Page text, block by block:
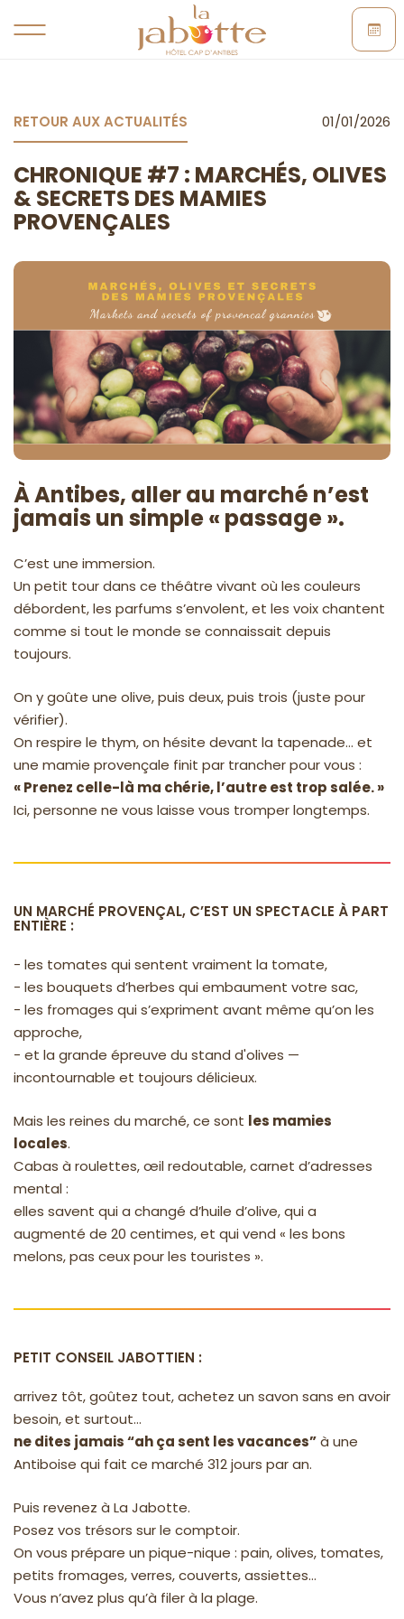
RETOUR AUX ACTUALITÉS 01/01/2026
CHRONIQUE #7 : MARCHÉS, OLIVES
& SECRETS DES MAMIES
PROVENÇALES
À Antibes, aller au marché n’est
jamais un simple « passage ».
C’est une immersion.
Un petit tour dans ce théâtre vivant où les couleurs
débordent, les parfums s’envolent, et les voix chantent
comme si tout le monde se connaissait depuis
toujours.
On y goûte une olive, puis deux, puis trois (juste pour
vérifier).
On respire le thym, on hésite devant la tapenade… et
une mamie provençale finit par trancher pour vous :
« Prenez celle-là ma chérie, l’autre est trop salée. »
Ici, personne ne vous laisse vous tromper longtemps.
UN MARCHÉ PROVENÇAL, C’EST UN SPECTACLE À PART
ENTIÈRE :
- les tomates qui sentent vraiment la tomate,
- les bouquets d’herbes qui embaument votre sac,
- les fromages qui s’expriment avant même qu’on les
approche,
- et la grande épreuve du stand d'olives —
incontournable et toujours délicieux.
Mais les reines du marché, ce sont les mamies
locales.
Cabas à roulettes, œil redoutable, carnet d’adresses
mental :
elles savent qui a changé d’huile d’olive, qui a
augmenté de 20 centimes, et qui vend « les bons
melons, pas ceux pour les touristes ».
PETIT CONSEIL JABOTTIEN :
arrivez tôt, goûtez tout, achetez un savon sans en avoir
besoin, et surtout…
ne dites jamais “ah ça sent les vacances”à une
Antiboise qui fait ce marché 312 jours par an.
Puis revenez à La Jabotte.
Posez vos trésors sur le comptoir.
On vous prépare un pique-nique : pain, olives, tomates,
petits fromages, verres, couverts, assiettes…
Vous n’avez plus qu’à filer à la plage.